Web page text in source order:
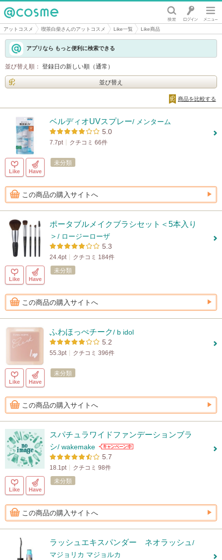
@cosme
アットコスメ 喫茶白柴さんのアットコスメ Like一覧 Like商品
アプリなら もっと便利に検索できる
並び替え順： 登録日の新しい順（通常）
並び替え
商品を比較する
ベルディオUVスプレー/ メンターム
5.0
7.7pt クチコミ 66件
Like Have
未分類
この商品の購入サイトへ
ポータブルメイクブラシセット＜5本入り
＞ / ロージーローザ
5.3
24.4pt クチコミ 184件
Like Have
未分類
この商品の購入サイトへ
ふわほっぺチーク/ b idol
5.2
55.3pt クチコミ 396件
Like Have
未分類
この商品の購入サイトへ
スパチュラワイドファンデーションブラ
シ/ wakemake
5.7
18.1pt クチコミ 98件
Like Have
未分類
この商品の購入サイトへ
ラッシュエキスパンダー ネオラッシュ /
マジョリカ マジョルカ